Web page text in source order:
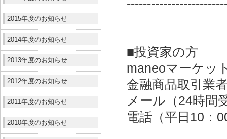
2015年度のお知らせ
2014年度のお知らせ
2013年度のお知らせ
2012年度のお知らせ
2011年度のお知らせ
2010年度のお知らせ
■投資家の方
maneoマーケッ
金融商品取引業
メール（24時間
電話（平日10：